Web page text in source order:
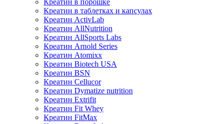
Креатин в таблетках и капсулах
Креатин ActivLab
Креатин AllNutrition
Креатин AllSports Labs
Креатин Arnold Series
Креатин Atomixx
Креатин Biotech USA
Креатин BSN
Креатин Cellucor
Креатин Dymatize nutrition
Креатин Extrifit
Креатин Fit Whey
Креатин FitMax